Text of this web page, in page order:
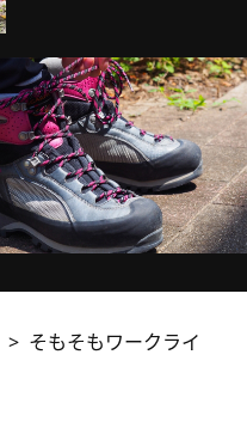
> そもそもワークライ